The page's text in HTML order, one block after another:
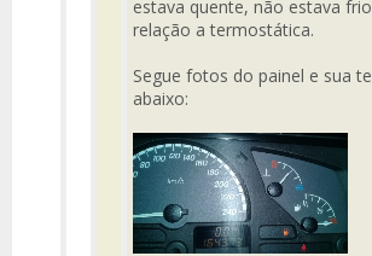
estava quente, não estava
relação a termostática.
Segue fotos do painel e sua
abaixo: